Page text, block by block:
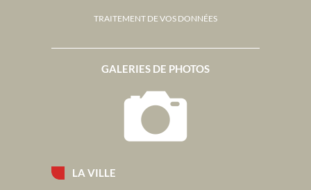
LA VILLE
GALERIES DE PHOTOS
TRAITEMENT DE VOS DONNÉES